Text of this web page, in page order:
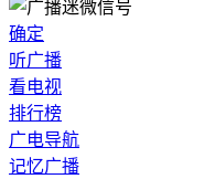
确定
听广播
看电视
排行榜
广电导航
记忆广播